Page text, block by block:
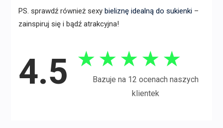
PS. sprawdź również sexy bieliznę idealną do sukienki–
zainspiruj się i bądź atrakcyjna!
4.5 ★ ★ ★ ★ ★
Bazuje na 12 ocenach naszych
klientek